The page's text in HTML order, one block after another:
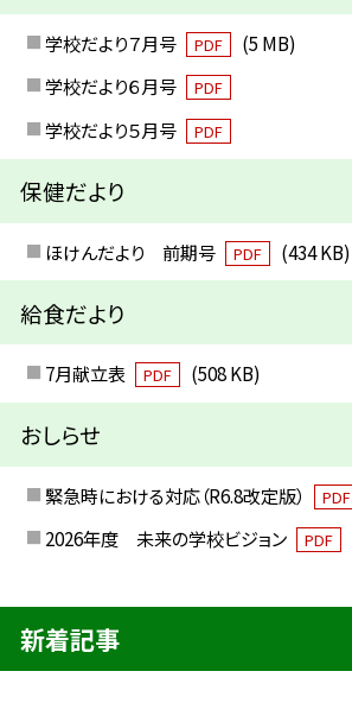
学校だより７月号 PDF
(5 MB)
学校だより６月号
PDF
学校だより５月号 PDF
保健だより
ほけんだより 前期号 PDF (434 KB)
給食だより
7月献立表 PDF (508 KB)
おしらせ
緊急時における対応（R6.8改定版） PDF
2026年度 未来の学校ビジョン
PDF
新着記事